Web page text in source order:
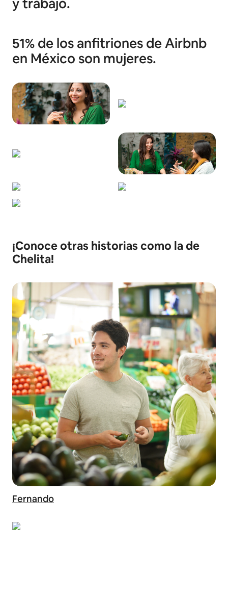
51% de los anfitriones de Airbnb
en México son mujeres.
¡Conoce otras historias como la de
Chelita!
Fernando